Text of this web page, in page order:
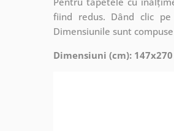
fiind redus. Dând clic
Dimensiunile sunt
Dimensiuni (cm): 147x270